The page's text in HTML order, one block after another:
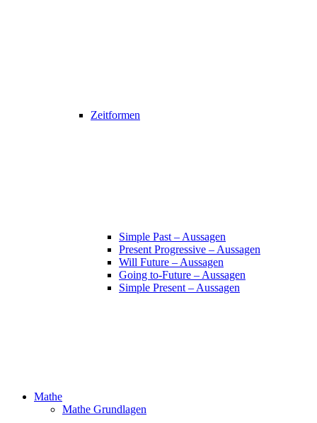
Zeitformen
Simple Past – Aussagen
Present Progressive – Aussagen
Will Future – Aussagen
Going to-Future – Aussagen
Simple Present – Aussagen
Mathe
Mathe Grundlagen